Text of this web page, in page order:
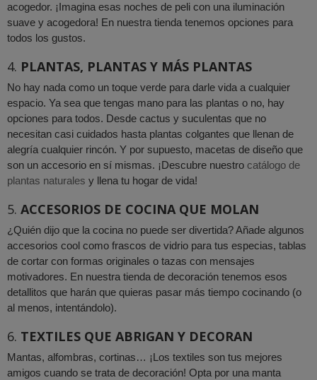
acogedor. ¡Imagina esas noches de peli con una iluminación
suave y acogedora! En nuestra tienda tenemos opciones para
todos los gustos.
4. PLANTAS, PLANTAS Y MÁS PLANTAS
No hay nada como un toque verde para darle vida a cualquier
espacio. Ya sea que tengas mano para las plantas o no, hay
opciones para todos. Desde cactus y suculentas que no
necesitan casi cuidados hasta plantas colgantes que llenan de
alegría cualquier rincón. Y por supuesto, macetas de diseño que
son un accesorio en sí mismas. ¡Descubre nuestro catálogo de
plantas naturales y llena tu hogar de vida!
5. ACCESORIOS DE COCINA QUE MOLAN
¿Quién dijo que la cocina no puede ser divertida? Añade algunos
accesorios cool como frascos de vidrio para tus especias, tablas
de cortar con formas originales o tazas con mensajes
motivadores. En nuestra tienda de decoración tenemos esos
detallitos que harán que quieras pasar más tiempo cocinando (o
al menos, intentándolo).
6. TEXTILES QUE ABRIGAN Y DECORAN
Mantas, alfombras, cortinas… ¡Los textiles son tus mejores
amigos cuando se trata de decoración! Opta por una manta